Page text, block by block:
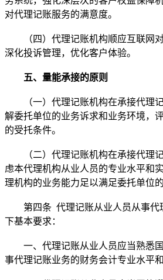
对代理记账服务的满意度。
（四）代理记账机构顺应互联网对
深化投诉管理，优化客户体验。
五、量能承接的原则
（一）代理记账机构在承接代理记
解委托单位的业务诉求和业务环境，
的受托条件。
（二）代理记账机构在承接代理记
虑本代理机构从业人员的专业水平和
理机构的业务能力足以满足委托单位
第四条 代理记账从业人员从事代
下基本要求：
一、代理记账从业人员应当熟悉国
事代理记账业务的财务会计专业水平